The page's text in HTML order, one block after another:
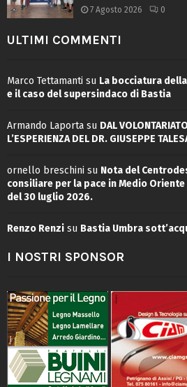
7 Agosto 2026 0
ULTIMI COMMENTI
Marco Tettamanti su La bocciatura
e il caso del supersindaco di Bastia
Armando Laporta su DAL
L’ESPERIENZA DEL DR. GIUSEPPE
ornello breschini su Nota del
consiliare per la pace in Medio
del 30 luglio 2026.
Renzo Renzi su Bastia Umbra
I NOSTRI SPONSOR